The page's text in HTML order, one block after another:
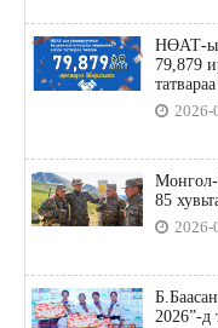
НӨАТ-
79,879
2026-
85
2026-
2026”-д